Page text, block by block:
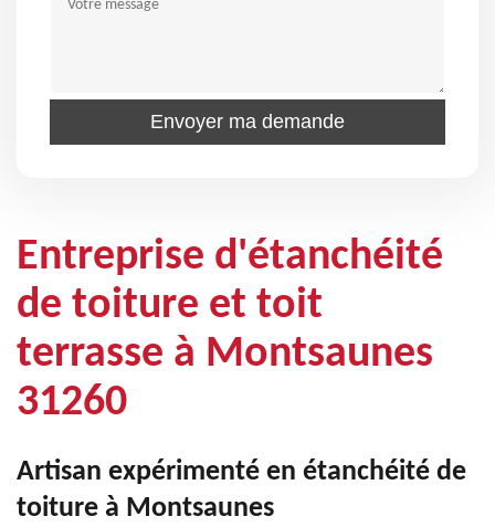
Entreprise d'étanchéité
de toiture et toit
terrasse à Montsaunes
31260
Artisan expérimenté en étanchéité de
toiture à Montsaunes